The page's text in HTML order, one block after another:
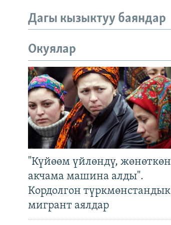
Дагы кызыктуу баяндар
Окуялар
"Күйөөм үйлөндү, жөнөткөн
акчама машина алды".
Кордолгон түркмөнстандык
мигрант аялдар